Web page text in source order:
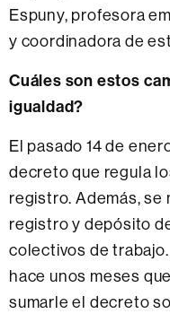
Espuny, profesora
y coordinadora de
Cuáles son estos
igualdad?
El pasado 14 de
decreto que regula
registro. Además,
registro y depósito
colectivos de
hace unos meses
sumarle el decreto